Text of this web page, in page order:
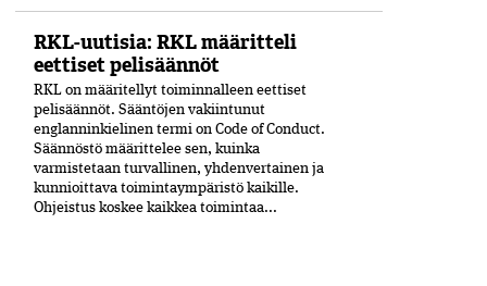
RKL-uutisia: RKL määritteli
eettiset pelisäännöt
RKL on määritellyt toiminnalleen eettiset
peli­säännöt. Sääntöjen vakiintunut
englanninkielinen termi on Code of Conduct.
Säännöstö määrittelee sen, kuinka
varmistetaan turvallinen, yhdenvertainen ja
kun­nioittava toimintaympäristö kaikille.
Ohjeistus koskee kaikkea toimintaa...